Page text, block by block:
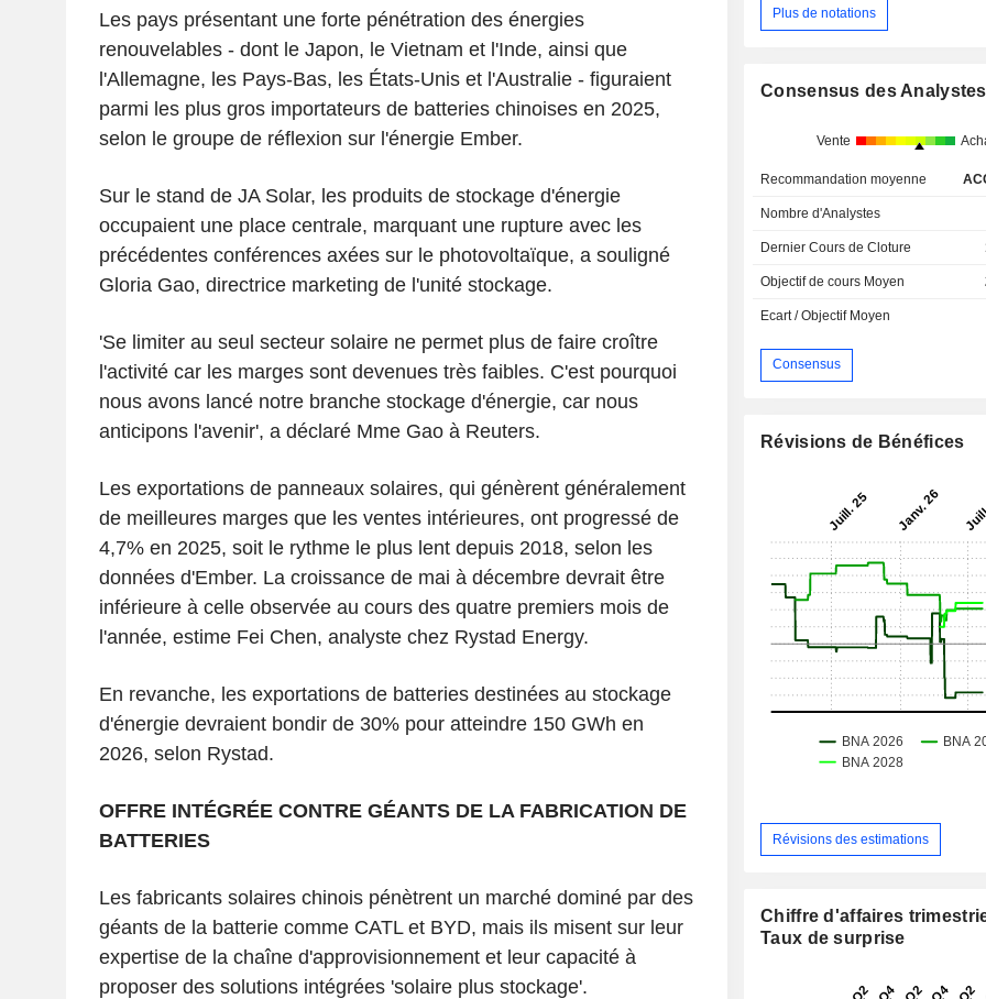
Les pays présentant une forte pénétration des énergies
renouvelables - dont le Japon, le Vietnam et l'Inde, ainsi que
l'Allemagne, les Pays-Bas, les États-Unis et l'Australie - figuraient
parmi les plus gros importateurs de batteries chinoises en 2025,
selon le groupe de réflexion sur l'énergie Ember.
Sur le stand de JA Solar, les produits de stockage d'énergie
occupaient une place centrale, marquant une rupture avec les
précédentes conférences axées sur le photovoltaïque, a souligné
Gloria Gao, directrice marketing de l'unité stockage.
'Se limiter au seul secteur solaire ne permet plus de faire croître
l'activité car les marges sont devenues très faibles. C'est pourquoi
nous avons lancé notre branche stockage d'énergie, car nous
anticipons l'avenir', a déclaré Mme Gao à Reuters.
Les exportations de panneaux solaires, qui génèrent généralement
de meilleures marges que les ventes intérieures, ont progressé de
4,7% en 2025, soit le rythme le plus lent depuis 2018, selon les
données d'Ember. La croissance de mai à décembre devrait être
inférieure à celle observée au cours des quatre premiers mois de
l'année, estime Fei Chen, analyste chez Rystad Energy.
En revanche, les exportations de batteries destinées au stockage
d'énergie devraient bondir de 30% pour atteindre 150 GWh en
2026, selon Rystad.
OFFRE INTÉGRÉE CONTRE GÉANTS DE LA FABRICATION DE
BATTERIES
Les fabricants solaires chinois pénètrent un marché dominé par des
géants de la batterie comme CATL et BYD, mais ils misent sur leur
expertise de la chaîne d'approvisionnement et leur capacité à
proposer des solutions intégrées 'solaire plus stockage'.
Plus de notations
Consensus des Analystes
Vente
Recommandation moyenne
Nombre d'Analystes
Dernier Cours de Cloture
Objectif de cours Moyen
Ecart / Objectif Moyen
Consensus
Révisions de Bénéfices
Révisions des estimations
Chiffre d'affaires
Taux de surprise